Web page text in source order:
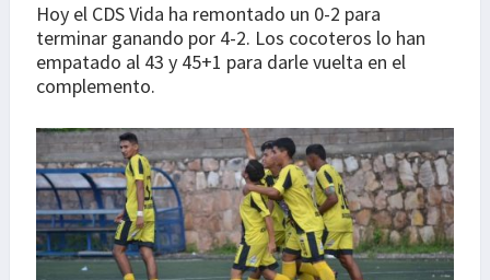
Hoy el CDS Vida ha remontado un 0-2 para
terminar ganando por 4-2. Los cocoteros lo han
empatado al 43 y 45+1 para darle vuelta en el
complemento.